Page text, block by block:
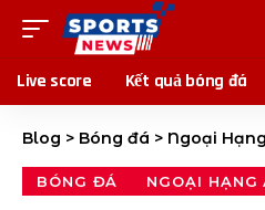
Live score Kết quả bóng đá
Blog > Bóng đá > Ngoại
BÓNG ĐÁ NGOẠI HẠNG